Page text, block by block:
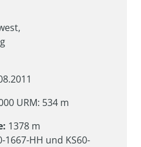
URM: 534 m
1378 m
HH und KS60-